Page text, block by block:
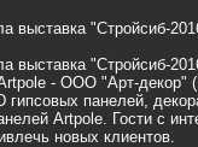
выставка "Стройсиб-
выставка "Стройсиб-
- ООО "Арт-декор"
гипсовых панелей,
Artpole. Гости с
новых клиентов.